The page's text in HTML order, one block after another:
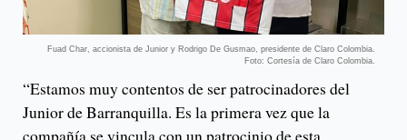
Fuad Char, accionista de Junior y Rodrigo De Gusmao, presidente de Claro Colombia.
Foto: Cortesía de Claro Colombia.
“Estamos muy contentos de ser patrocinadores del
Junior de Barranquilla. Es la primera vez que la
compañía se vincula con un patrocinio de esta